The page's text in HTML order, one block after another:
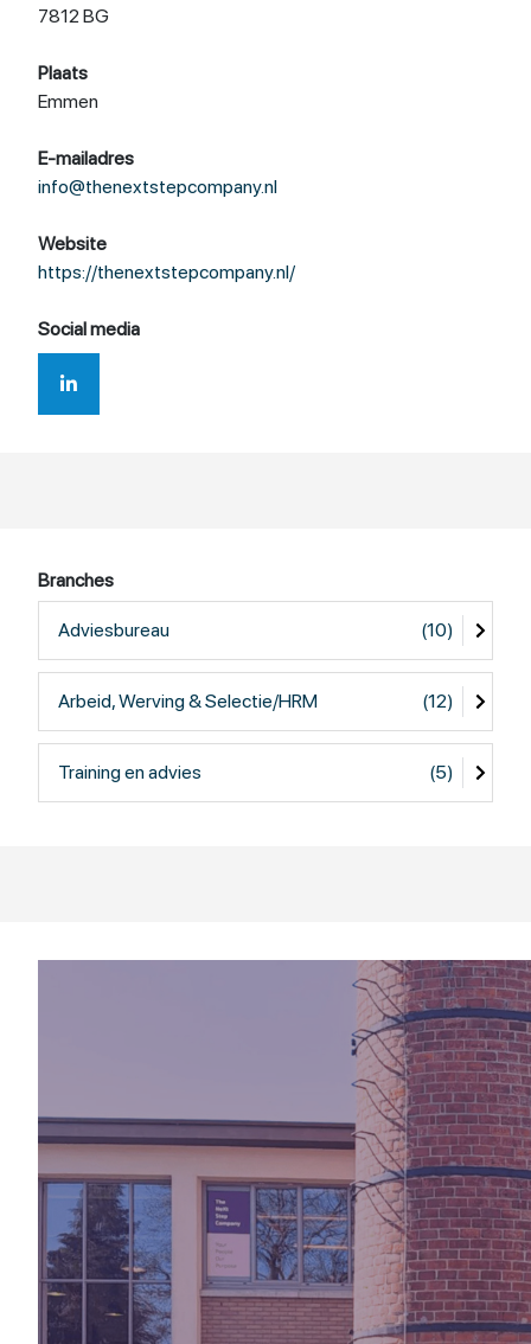
7812 BG
Plaats
Emmen
E-mailadres
info@thenextstepcompany.nl
Website
https://thenextstepcompany.nl/
Social media
Branches
Adviesbureau (10)
Arbeid, Werving & Selectie/HRM (12)
Training en advies (5)